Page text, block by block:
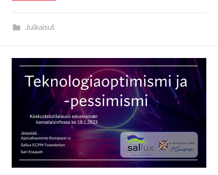
Julkaisut